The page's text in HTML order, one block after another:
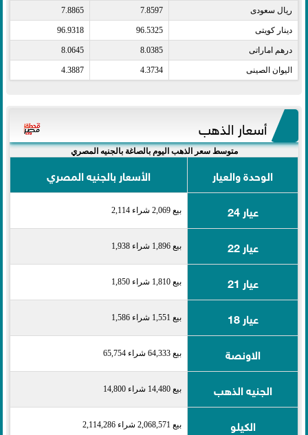
ريال سعودى​ 7.8597
7.8865
دينار كويتى​ 96.5325
96.9318
درهم اماراتى​ 8.0385
8.0645
اليوان الصينى​ 4.3734
4.3887
أسعار الذهب
متوسط سعر الذهب اليوم بالصاغة بالجنيه المصري
الوحدة والعيار
الأسعار بالجنيه المصري
عيار 24
بيع 2,069 شراء 2,114
عيار 22 بيع 1,896 شراء 1,938
عيار 21 بيع 1,810 شراء 1,850
عيار 18 بيع 1,551 شراء 1,586
الاونصة بيع 64,333 شراء 65,754
الجنيه الذهب بيع 14,480 شراء 14,800
الكيلو بيع 2,068,571 شراء 2,114,286